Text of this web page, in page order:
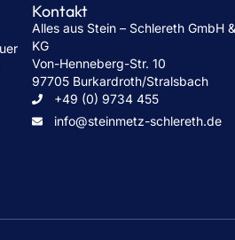
Kontakt
Alles aus Stein – Schlereth GmbH
KG
Von-Henneberg-Str. 10
97705 Burkardroth/Stralsbach
+49 (0) 9734 455
info@steinmetz-schlereth.de